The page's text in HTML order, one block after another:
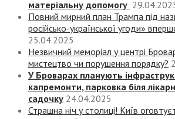
матеріальну допомогу
Повний мирний план Трампа під
російсько-української угоди»
25.04.2025
Незвичний меморіал у центрі
мистецтво чи порушення порядку?
У Броварах планують
капремонти, парковка біля
садочку 24.04.2025
Страшна ніч у столиці! Київ